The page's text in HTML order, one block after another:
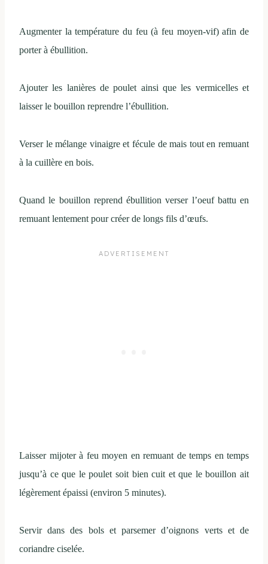
Augmenter la température du feu (à feu moyen-vif) afin de
porter à ébullition.
Ajouter les lanières de poulet ainsi que les vermicelles et
laisser le bouillon reprendre l’ébullition.
Verser le mélange vinaigre et fécule de mais tout en remuant
à la cuillère en bois.
Quand le bouillon reprend ébullition verser l’oeuf battu en
remuant lentement pour créer de longs fils d’œufs.
Laisser mijoter à feu moyen en remuant de temps en temps
jusqu’à ce que le poulet soit bien cuit et que le bouillon ait
légèrement épaissi (environ 5 minutes).
Servir dans des bols et parsemer d’oignons verts et de
coriandre ciselée.